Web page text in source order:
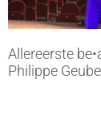
Allereerste
Philippe